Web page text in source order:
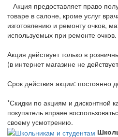
Акция предоставляет право
товаре в салоне, кроме услуг
изготовлению и ремонту очков,
используемых при ремонте очков.
Акция действует только в
(в интернет магазине не
Срок действия акции: постоянно
*Скидки по акциям и дисконтной
покупатель вправе
своему усмотрению.